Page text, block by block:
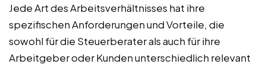
Jede Art des Arbeitsverhältnisses hat ihre
spezifischen Anforderungen und Vorteile, die
sowohl für die Steuerberater als auch für ihre
Arbeitgeber oder Kunden unterschiedlich relevant